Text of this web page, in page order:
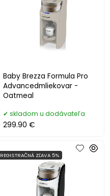
Baby Brezza Formula Pro
Advancedmliekovar -
Oatmeal
skladom u dodávateľa
299.90 €
REGISTRAČNÁ ZĽAVA 5%